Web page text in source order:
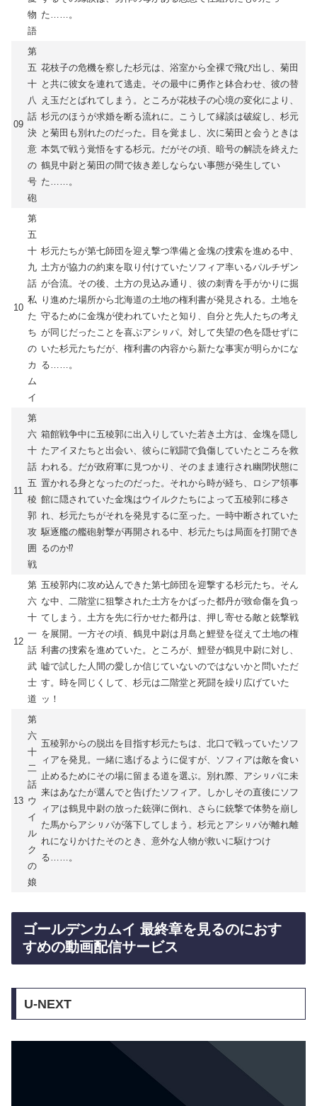
物
語
た……。
09
第
五
十
八
話
決
意
の
号
砲
花枝子の危機を察した杉元は、浴室から全裸で飛び出し、菊田
と共に彼女を連れて逃走。その最中に勇作と鉢合わせ、彼の替
え玉だとばれてしまう。ところが花枝子の心境の変化により、
杉元のほうが求婚を断る流れに。こうして縁談は破綻し、杉元
と菊田も別れたのだった。目を覚まし、次に菊田と会うときは
本気で戦う覚悟をする杉元。だがその頃、暗号の解読を終えた
鶴見中尉と菊田の間で抜き差しならない事態が発生してい
た……。
10
第
五
十
九
話
私
た
ち
の
カ
ム
イ
杉元たちが第七師団を迎え撃つ準備と金塊の捜索を進める中、
土方が協力の約束を取り付けていたソフィア率いるパルチザン
が合流。その後、土方の見込み通り、彼の刺青を手がかりに掘
り進めた場所から北海道の土地の権利書が発見される。土地を
守るために金塊が使われていたと知り、自分と先人たちの考え
が同じだったことを喜ぶアシㇼパ。対して失望の色を隠せずに
いた杉元たちだが、権利書の内容から新たな事実が明らかにな
る……。
11
第
六
十
話
五
稜
郭
攻
囲
戦
箱館戦争中に五稜郭に出入りしていた若き土方は、金塊を隠し
たアイヌたちと出会い、彼らに戦闘で負傷していたところを救
われる。だが政府軍に見つかり、そのまま連行され幽閉状態に
置かれる身となったのだった。それから時が経ち、ロシア領事
館に隠されていた金塊はウイルクたちによって五稜郭に移さ
れ、杉元たちがそれを発見するに至った。一時中断されていた
駆逐艦の艦砲射撃が再開される中、杉元たちは局面を打開でき
るのか⁉︎
12
第
六
十
一
話
武
士
道
五稜郭内に攻め込んできた第七師団を迎撃する杉元たち。そん
な中、二階堂に狙撃された土方をかばった都丹が致命傷を負っ
てしまう。土方を先に行かせた都丹は、押し寄せる敵と銃撃戦
を展開。一方その頃、鶴見中尉は月島と鯉登を従えて土地の権
利書の捜索を進めていた。ところが、鯉登が鶴見中尉に対し、
嘘で試した人間の愛しか信じていないのではないかと問いただ
す。時を同じくして、杉元は二階堂と死闘を繰り広げていた
ッ！
13
第
六
十
二
話
ウ
イ
ル
ク
の
娘
五稜郭からの脱出を目指す杉元たちは、北口で戦っていたソフ
ィアを発見。一緒に逃げるように促すが、ソフィアは敵を食い
止めるためにその場に留まる道を選ぶ。別れ際、アシㇼパに未
来はあなたが選んでと告げたソフィア。しかしその直後にソフ
ィアは鶴見中尉の放った銃弾に倒れ、さらに銃撃で体勢を崩し
た馬からアシㇼパが落下してしまう。杉元とアシㇼパが離れ離
れになりかけたそのとき、意外な人物が救いに駆けつけ
る……。
ゴールデンカムイ 最終章を見るのにおす
すめの動画配信サービス
U-NEXT